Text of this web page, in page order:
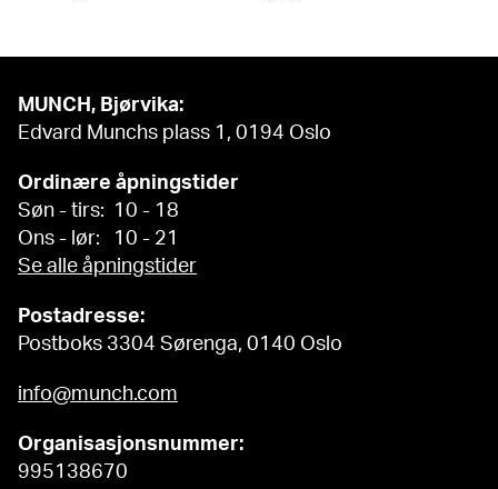
MUNCH, Bjørvika:
Edvard Munchs plass 1, 0194 Oslo
Ordinære åpningstider
Søn - tirs: 10 - 18
Ons - lør: 10 - 21
Se alle åpningstider
Postadresse:
Postboks 3304 Sørenga, 0140 Oslo
info@munch.com
Organisasjonsnummer:
995138670